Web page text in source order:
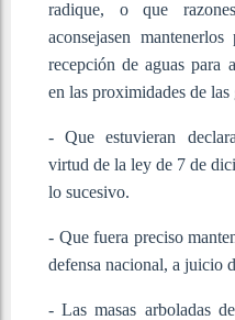
radique, o que
aconsejasen
recepción de aguas para
en las proximidades de las
- Que estuvieran
virtud de la ley de 7 de
lo sucesivo.
- Que fuera preciso
defensa nacional, a juicio
- Las masas arboladas